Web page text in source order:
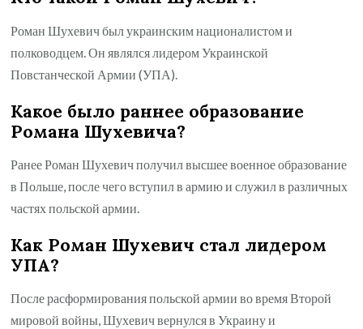
Роман Шухевич был украинским националистом и
полководцем. Он являлся лидером Украинской
Повстанческой Армии (УПА).
Какое было раннее образование
Романа Шухевича?
Ранее Роман Шухевич получил высшее военное образование
в Польше, после чего вступил в армию и служил в различных
частях польской армии.
Как Роман Шухевич стал лидером
УПА?
После расформирования польской армии во время Второй
мировой войны, Шухевич вернулся в Украину и